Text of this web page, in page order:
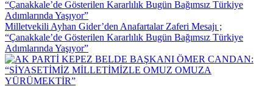
Milletvekili Ayhan Gider’den Anafartalar Zaferi Mesajı ;
“Çanakkale’de Gösterilen Kararlılık Bugün Bağımsız Türkiye
Adımlarında Yaşıyor”